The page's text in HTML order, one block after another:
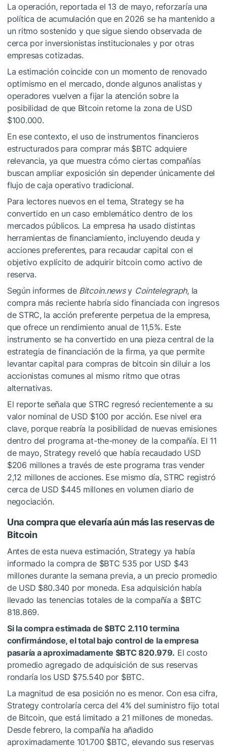
La operación, reportada el 13 de mayo, reforzaría una
política de acumulación que en 2026 se ha mantenido a
un ritmo sostenido y que sigue siendo observada de
cerca por inversionistas institucionales y por otras
empresas cotizadas.
La estimación coincide con un momento de renovado
optimismo en el mercado, donde algunos analistas y
operadores vuelven a fijar la atención sobre la
posibilidad de que Bitcoin retome la zona de USD
$100.000.
En ese contexto, el uso de instrumentos financieros
estructurados para comprar más $BTC adquiere
relevancia, ya que muestra cómo ciertas compañías
buscan ampliar exposición sin depender únicamente del
flujo de caja operativo tradicional.
Para lectores nuevos en el tema, Strategy se ha
convertido en un caso emblemático dentro de los
mercados públicos. La empresa ha usado distintas
herramientas de financiamiento, incluyendo deuda y
acciones preferentes, para recaudar capital con el
objetivo explícito de adquirir bitcoin como activo de
reserva.
Según informes de Bitcoin.newsy Cointelegraph, la
compra más reciente habría sido financiada con ingresos
de STRC, la acción preferente perpetua de la empresa,
que ofrece un rendimiento anual de 11,5%. Este
instrumento se ha convertido en una pieza central de la
estrategia de financiación de la firma, ya que permite
levantar capital para compras de bitcoin sin diluir a los
accionistas comunes al mismo ritmo que otras
alternativas.
El reporte señala que STRC regresó recientemente a su
valor nominal de USD $100 por acción. Ese nivel era
clave, porque reabría la posibilidad de nuevas emisiones
dentro del programa at-the-money de la compañía. El 11
de mayo, Strategy reveló que había recaudado USD
$206 millones a través de este programa tras vender
2,12 millones de acciones. Ese mismo día, STRC registró
cerca de USD $445 millones en volumen diario de
negociación.
Una compra que elevaría aún más las reservas de
Bitcoin
Antes de esta nueva estimación, Strategy ya había
informado la compra de $BTC 535 por USD $43
millones durante la semana previa, a un precio promedio
de USD $80.340 por moneda. Esa adquisición había
llevado las tenencias totales de la compañía a $BTC
818.869.
Si la compra estimada de$BTC2.110 termina
confirmándose, el total bajo control de la empresa
pasaría a aproximadamente $BTC820.979. El costo
promedio agregado de adquisición de sus reservas
rondaría los USD $75.540 por $BTC.
La magnitud de esa posición no es menor. Con esa cifra,
Strategy controlaría cerca del 4% del suministro fijo total
de Bitcoin, que está limitado a 21 millones de monedas.
Desde febrero, la compañía ha añadido
aproximadamente 101.700 $BTC, elevando sus reservas